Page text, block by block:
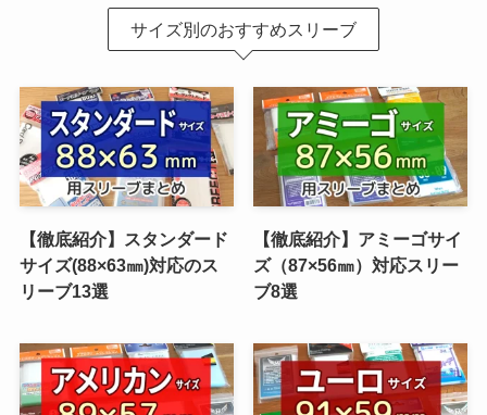
サイズ別のおすすめスリーブ
【徹底紹介】スタンダード
サイズ(88×63㎜)対応のス
リーブ13選
【徹底紹介】アミーゴサイ
ズ（87×56㎜）対応スリー
ブ8選